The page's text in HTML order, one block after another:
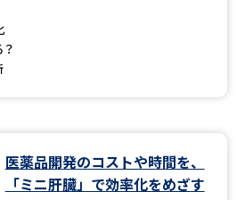
医薬品開発のコストや時間を、
「ミニ肝臓」で効率化をめざす